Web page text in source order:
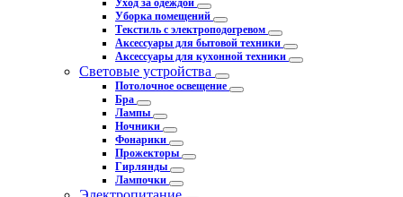
Уход за одеждой
Уборка помещений
Текстиль с электроподогревом
Аксессуары для бытовой техники
Аксессуары для кухонной техники
Световые устройства
Потолочное освещение
Бра
Лампы
Ночники
Фонарики
Прожекторы
Гирлянды
Лампочки